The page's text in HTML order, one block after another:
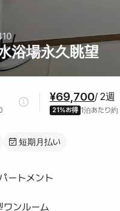
浴場永久眺望
¥69,700/ 2週
21%お得 1泊あたり
短期月払い
ートメント
ワンルーム